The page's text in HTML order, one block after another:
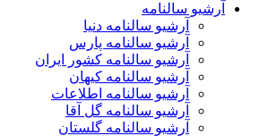
آرشیو سالنامه
آرشیو سالنامه دنیا
آرشیو سالنامه پارس
آرشیو سالنامه کشور ایران
آرشیو سالنامه کیهان
آرشیو سالنامه اطلاعات
آرشیو سالنامه گل آقا
آرشیو سالنامه گلستان